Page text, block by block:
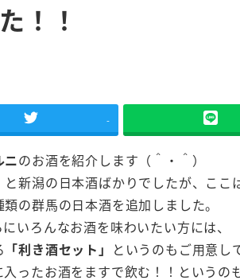
！！
-
ニのお酒を紹介します（＾・＾）
と新潟の日本酒ばかりでしたが、ここ
類の群馬の日本酒を追加しました。
いろんなお酒を味わいたい方には、
「利き酒セット」 というのもご用意し
ったお酒をますで飲む！！という